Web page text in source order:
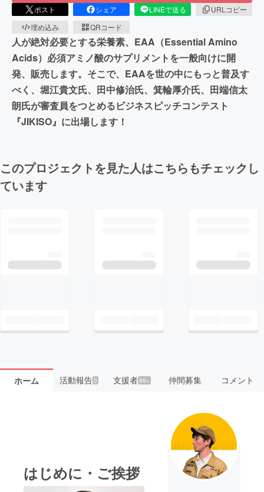
ポスト シェア LINEで送る
URLコピー
埋め込み
QRコード
人が絶対必要とする栄養素、EAA（Essential Amino
Acids）必須アミノ酸のサプリメントを一般向けに開
発、販売します。そこで、EAAを世の中にもっと普及す
べく、堀江貴文氏、田中修治氏、箕輪厚介氏、田端信太
朗氏が審査員をつとめるビジネスピッチコンテスト
『JIKISO』に出場します！
このプロジェクトを見た人はこちらもチェックし
ています
ホーム 活動報告3 支援者99+ 仲間募集 コメント
はじめに・ご挨拶